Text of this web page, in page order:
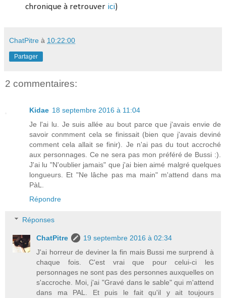
chronique à retrouver ici)
ChatPitre à 10:22:00
Partager
2 commentaires:
Kidae 18 septembre 2016 à 11:04
Je l'ai lu. Je suis allée au bout parce que j'avais envie de
savoir conmment cela se finissait (bien que j'avais deviné
comment cela allait se finir). Je n'ai pas du tout accroché
aux personnages. Ce ne sera pas mon préféré de Bussi :).
J'ai lu "N'oublier jamais" que j'ai bien aimé malgré quelques
longueurs. Et "Ne lâche pas ma main" m'attend dans ma
PàL.
Répondre
Réponses
ChatPitre
19 septembre 2016 à 02:34
J'ai horreur de deviner la fin mais Bussi me surprend à
chaque fois. C'est vrai que pour celui-ci les
personnages ne sont pas des personnes auxquelles on
s'accroche. Moi, j'ai "Gravé dans le sable" qui m'attend
dans ma PAL. Et puis le fait qu'il y ait toujours